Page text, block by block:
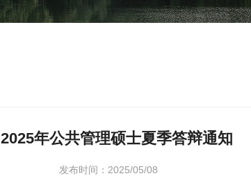
2025年公共管理硕士夏季答辩通知
发布时间：2025/05/08